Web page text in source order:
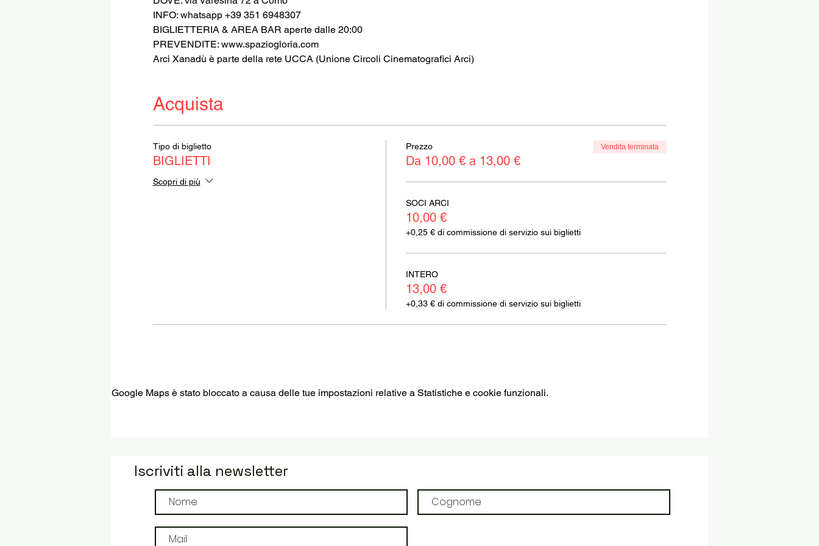
INFO: whatsapp +39 351 6948307
BIGLIETTERIA & AREA BAR aperte dalle 20:00
PREVENDITE: www.spaziogloria.com
Arci Xanadù è parte della rete UCCA (Unione Circoli Cinematografici Arci)
Acquista
Tipo di biglietto
BIGLIETTI
Scopri di più
Prezzo
Da 10,00 € a 13,00 €
Vendita terminata
SOCI ARCI
10,00 €
+0,25 € di commissione di servizio sui biglietti
INTERO
13,00 €
+0,33 € di commissione di servizio sui biglietti
Google Maps è stato bloccato a causa delle tue impostazioni relative a Statistiche e cookie funzionali.
Iscriviti alla newsletter